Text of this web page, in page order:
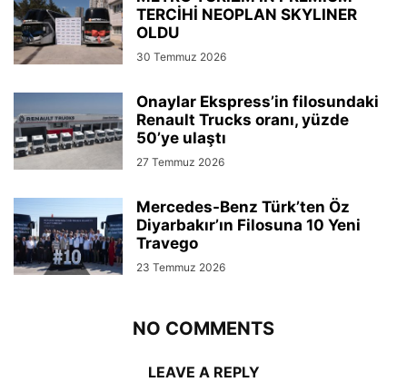
TERCİHİ NEOPLAN SKYLINER
OLDU
30 Temmuz 2026
Onaylar Ekspress’in filosundaki
Renault Trucks oranı, yüzde
50’ye ulaştı
27 Temmuz 2026
Mercedes-Benz Türk’ten Öz
Diyarbakır’ın Filosuna 10 Yeni
Travego
23 Temmuz 2026
NO COMMENTS
LEAVE A REPLY